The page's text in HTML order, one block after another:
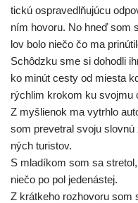
tic­kú ospra­vedl­ňu­jú­cu
ním hovo­ru. No hneď som
lov bolo nie­čo čo ma
Schôdzku sme si dohod­li
ko minút ces­ty od mies­ta
rých­lim kro­kom ku svoj­mu
Z myš­lie­nok ma vytrh­lo
som pre­vet­ral svo­ju
ných turistov.
S mla­dí­kom som sa
nie­čo po pol jedenástej.
Z krát­ke­ho roz­ho­vo­ru som